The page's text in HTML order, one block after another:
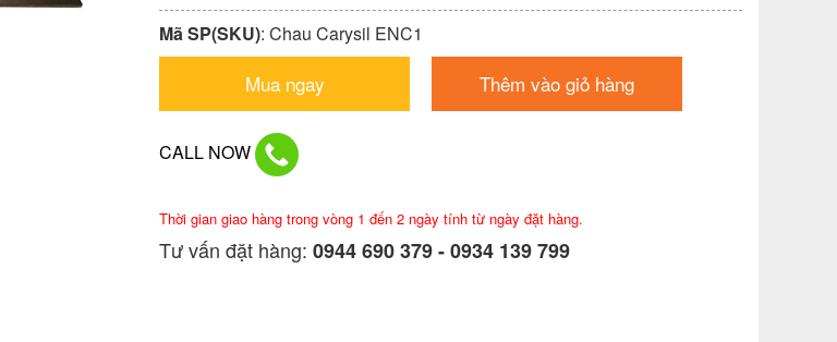
Mã SP(SKU): Chau Carysil ENC1
Mua ngay Thêm vào giỏ hàng
CALL NOW
Thời gian giao hàng trong vòng 1 đến 2 ngày tính từ ngày đặt hàng.
Tư vấn đặt hàng: 0944 690 379 - 0934 139 799